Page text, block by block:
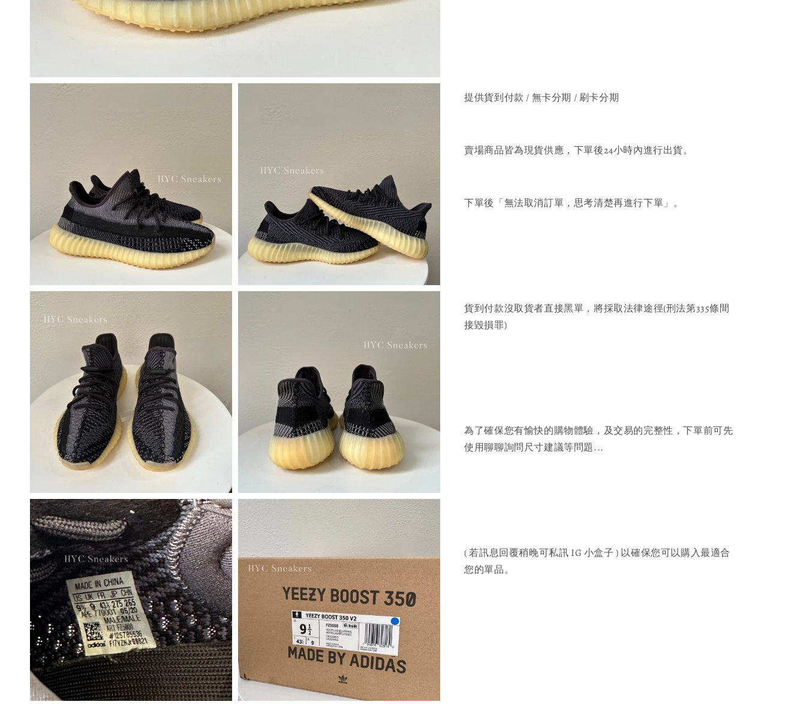
提供貨到付款 / 無卡分期 / 刷卡分期
賣場商品皆為現貨供應，下單後24小時內進行出貨。
下單後「無法取消訂單，思考清楚再進行下單」。
貨到付款沒取貨者直接黑單，將採取法律途徑(刑法第335條間
接毀損罪)
為了確保您有愉快的購物體驗，及交易的完整性，下單前可先
使用聊聊詢問尺寸建議等問題...
( 若訊息回覆稍晚可私訊 IG 小盒子 ) 以確保您可以購入最適合
您的單品。